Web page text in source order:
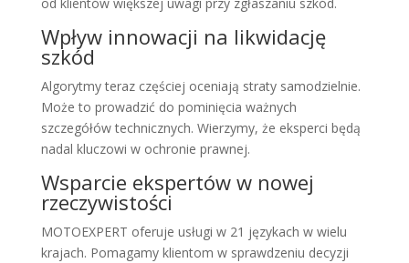
od klientów większej uwagi przy zgłaszaniu szkód.
Wpływ innowacji na likwidację
szkód
Algorytmy teraz częściej oceniają straty samodzielnie.
Może to prowadzić do pominięcia ważnych
szczegółów technicznych. Wierzymy, że eksperci będą
nadal kluczowi w ochronie prawnej.
Wsparcie ekspertów w nowej
rzeczywistości
MOTOEXPERT oferuje usługi w 21 językach w wielu
krajach. Pomagamy klientom w sprawdzeniu decyzji